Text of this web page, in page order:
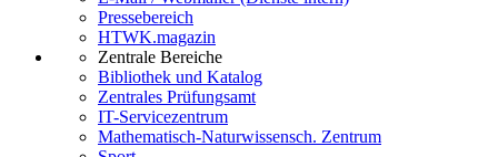
Pressebereich
HTWK.magazin
Zentrale Bereiche
Bibliothek und Katalog
Zentrales Prüfungsamt
IT-Servicezentrum
Mathematisch-Naturwissensch. Zentrum